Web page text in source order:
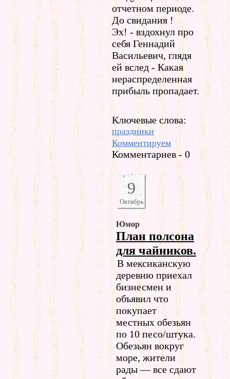
отчетном периоде.
До свидания !
Эх! - вздохнул про
себя Геннадий
Васильевич, глядя
ей вслед - Какая
нераспределенная
прибыль пропадает.
Ключевые слова:
праздники
Комментируем
Комментариев - 0
9
Октябрь
Юмор
План полсона
для чайников.
В мексиканскую
деревню приехал
бизнесмен и
объявил что
покупает
местных обезьян
по 10 песо/штука.
Обезьян вокруг
море, жители
рады — все сдают